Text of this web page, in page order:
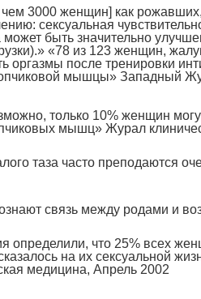
3000 женщин] как
сексуальная
быть значительно
«78 из 123 женщин,
оргазмы после тренировки
мышцы» Западный
только 10% женщин
мышц» Журал
таза часто преподаются
связь между родами и
определили, что 25% всех
на их сексуальной
медицина, Апрель 2002